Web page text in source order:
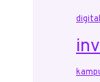
digital